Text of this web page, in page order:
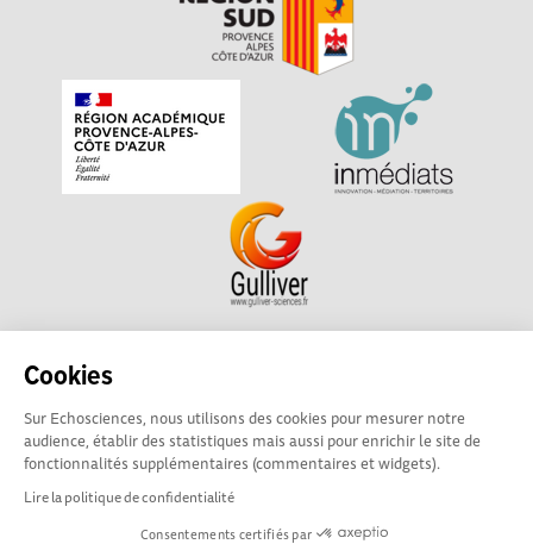
Cookies
Sur Echosciences, nous utilisons des cookies pour mesurer notre
audience, établir des statistiques mais aussi pour enrichir le site de
fonctionnalités supplémentaires (commentaires et widgets).
Lire la politique de confidentialité
Consentements certifiés par
Echosciences Sud Provence-Alpes-Côte d'Azur est à
académique pour la Recherche et l'Innovation Provence-
Alpes-Côte d'Azur. La plateforme est mise en oeuvre pour
vous parGulliver